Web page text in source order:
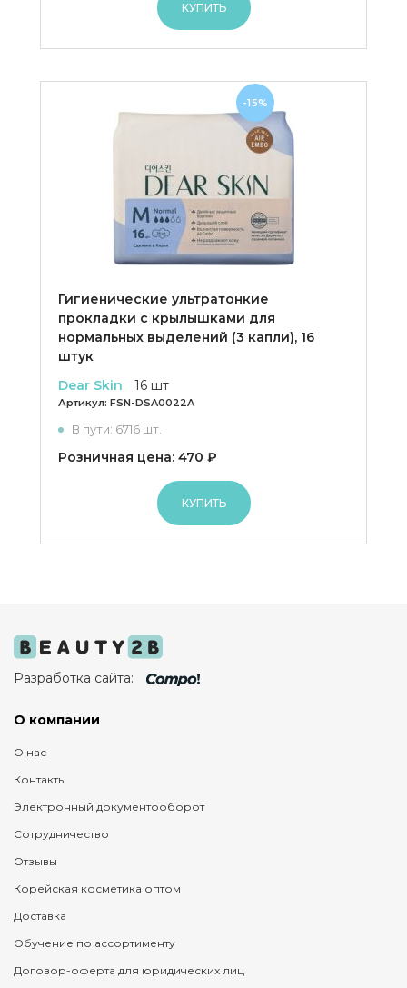
КУПИТЬ
Гигиенические ультратонкие
прокладки с крылышками для
нормальных выделений (3 капли), 16
штук
Dear Skin
16 шт
Артикул: FSN-DSA0022A
В пути: 6716 шт.
Розничная цена: 470 ₽
КУПИТЬ
-15%
Разработка сайта:
О компании
О нас
Контакты
Электронный документооборот
Сотрудничество
Отзывы
Корейская косметика оптом
Доставка
Обучение по ассортименту
Договор-оферта для юридических лиц